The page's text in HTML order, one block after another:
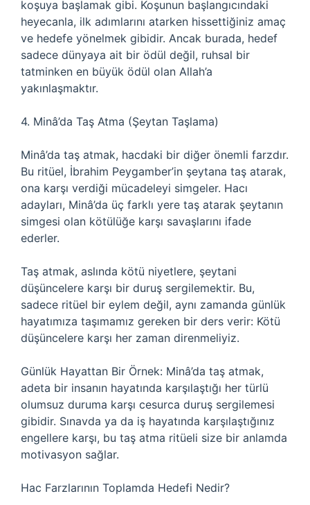
koşuya başlamak gibi. Koşunun başlangıcındaki
heyecanla, ilk adımlarını atarken hissettiğiniz amaç
ve hedefe yönelmek gibidir. Ancak burada, hedef
sadece dünyaya ait bir ödül değil, ruhsal bir
tatminken en büyük ödül olan Allah’a
yakınlaşmaktır.
4. Minâ’da Taş Atma (Şeytan Taşlama)
Minâ’da taş atmak, hacdaki bir diğer önemli farzdır.
Bu ritüel, İbrahim Peygamber’in şeytana taş atarak,
ona karşı verdiği mücadeleyi simgeler. Hacı
adayları, Minâ’da üç farklı yere taş atarak şeytanın
simgesi olan kötülüğe karşı savaşlarını ifade
ederler.
Taş atmak, aslında kötü niyetlere, şeytani
düşüncelere karşı bir duruş sergilemektir. Bu,
sadece ritüel bir eylem değil, aynı zamanda günlük
hayatımıza taşımamız gereken bir ders verir: Kötü
düşüncelere karşı her zaman direnmeliyiz.
Günlük Hayattan Bir Örnek: Minâ’da taş atmak,
adeta bir insanın hayatında karşılaştığı her türlü
olumsuz duruma karşı cesurca duruş sergilemesi
gibidir. Sınavda ya da iş hayatında karşılaştığınız
engellere karşı, bu taş atma ritüeli size bir anlamda
motivasyon sağlar.
Hac Farzlarının Toplamda Hedefi Nedir?